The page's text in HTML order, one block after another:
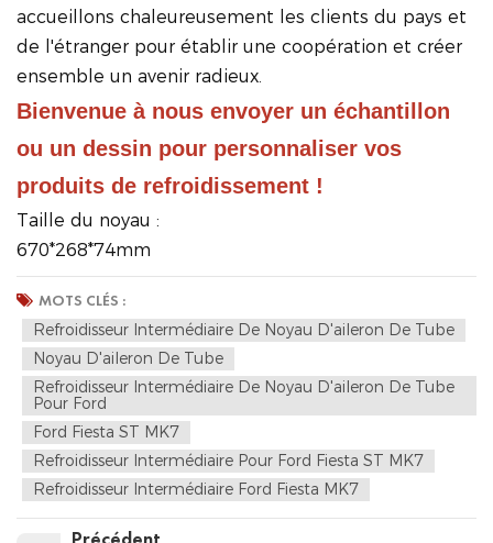
accueillons chaleureusement les clients du pays et
de l'étranger pour établir une coopération et créer
ensemble un avenir radieux.
Bienvenue à nous envoyer un échantillon
ou un dessin pour personnaliser vos
produits de refroidissement !
Taille du noyau :
670*268*74mm
MOTS CLÉS :
Refroidisseur Intermédiaire De Noyau D'aileron De Tube
Noyau D'aileron De Tube
Refroidisseur Intermédiaire De Noyau D'aileron De Tube
Pour Ford
Ford Fiesta ST MK7
Refroidisseur Intermédiaire Pour Ford Fiesta ST MK7
Refroidisseur Intermédiaire Ford Fiesta MK7